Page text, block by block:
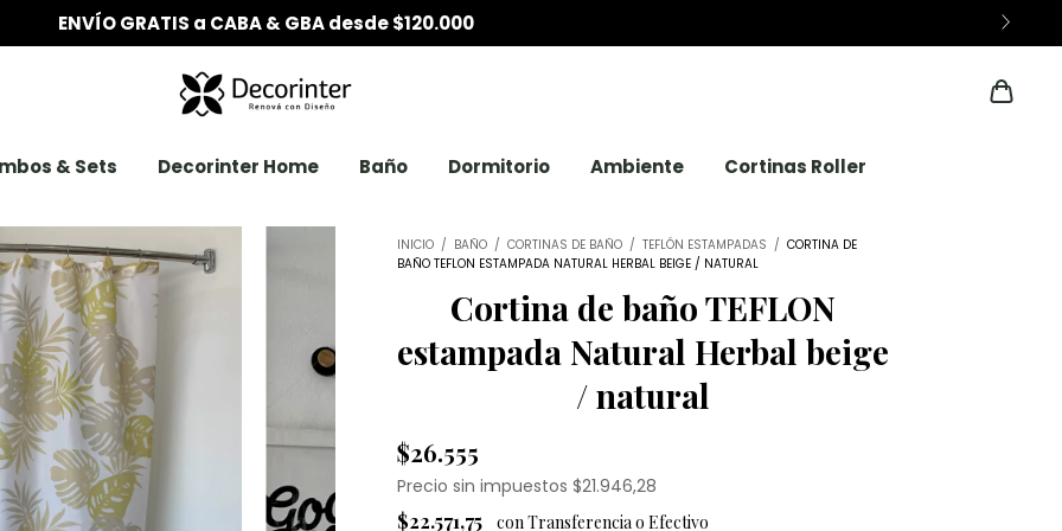
6 CUOTAS SIN INTERÉS desde $200.000
& Sets Decorinter Home Baño Dormitorio Ambiente Cortinas Roller
INICIO / BAÑO / CORTINAS DE BAÑO / TEFLÓN ESTAMPADAS / CORTINA DE
BAÑO TEFLON ESTAMPADA NATURAL HERBAL BEIGE / NATURAL
Cortina de baño TEFLON
estampada Natural Herbal beige
/ natural
$26.555
Precio sin impuestos$21.946,28
$22.571,75